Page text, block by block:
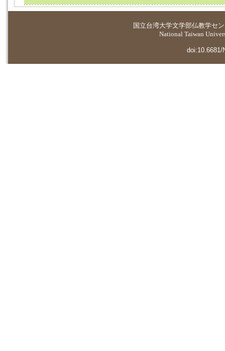
国立台湾大学文学部仏教学セ
National Taiwan
doi:10.6681/